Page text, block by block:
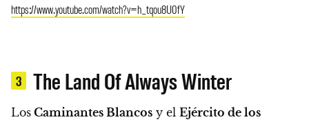
https://www.youtube.com/watch?v=h_tqou8U0fY
3 The Land Of Always Winter
Los Caminantes Blancos y el Ejército de los